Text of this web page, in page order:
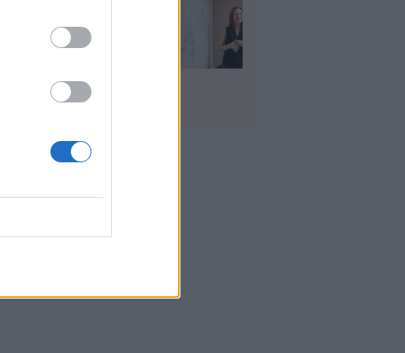
εκπαιδευτικών 2026:
Πότε βγαίνουν τα
οι υποψήφιοι